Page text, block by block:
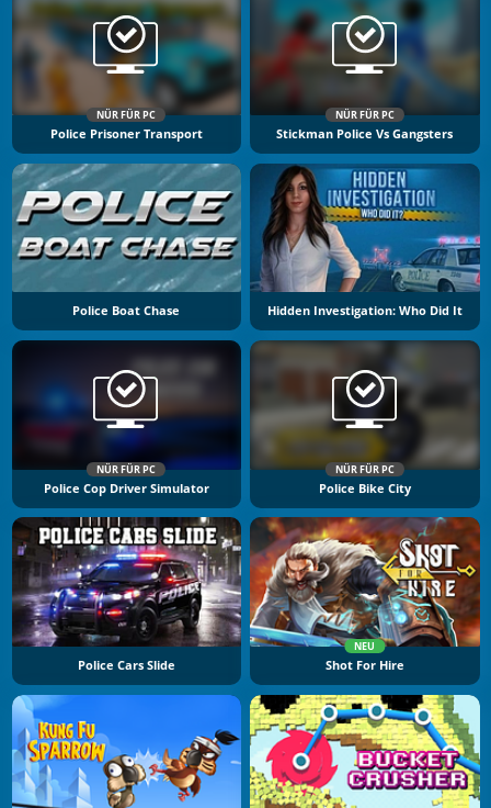
NÜR FÜR PC
Police Prisoner Transport
NÜR FÜR PC
Stickman Police Vs Gangsters
Police Boat Chase Hidden Investigation: Who Did It
NÜR FÜR PC
Police Cop Driver Simulator
NÜR FÜR PC
Police Bike City
Police Cars Slide
NEU
Shot For Hire